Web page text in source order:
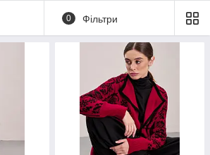
0 Фільтри